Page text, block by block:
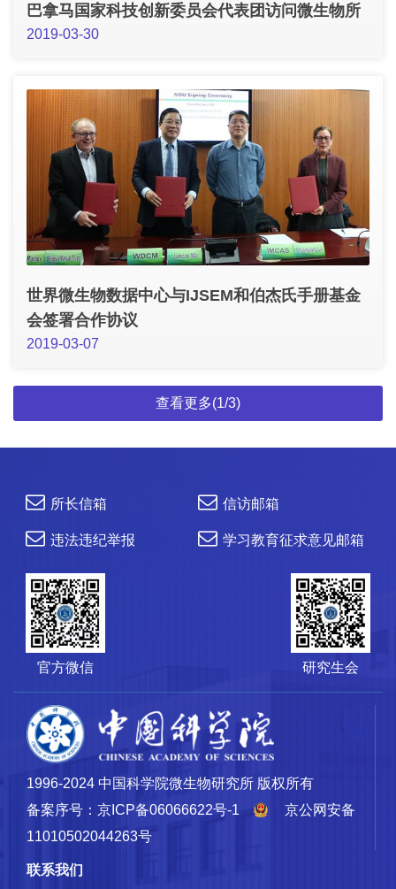
巴拿马国家科技创新委员会代表团访问微生物所
2019-03-30
世界微生物数据中心与IJSEM和伯杰氏手册基金
会签署合作协议
2019-03-07
查看更多(1/3)
所长信箱 信访邮箱
违法违纪举报 学习教育征求意见邮箱
官方微信 研究生会
1996-2024 中国科学院微生物研究所 版权所有
备案序号：京ICP备06066622号-1
京公网安备
11010502044263号
联系我们